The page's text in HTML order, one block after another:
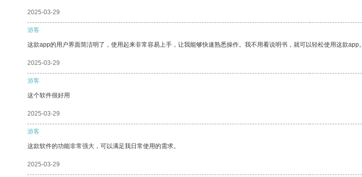
2025-03-29
游客
这款app的用户界面简洁明了，使用起来非常容易上手，让我能够快速熟悉操作。我不用看说明书，就可以轻松使用这款app。
2025-03-29
游客
这个软件很好用
2025-03-29
游客
这款软件的功能非常强大，可以满足我日常使用的需求。
2025-03-29